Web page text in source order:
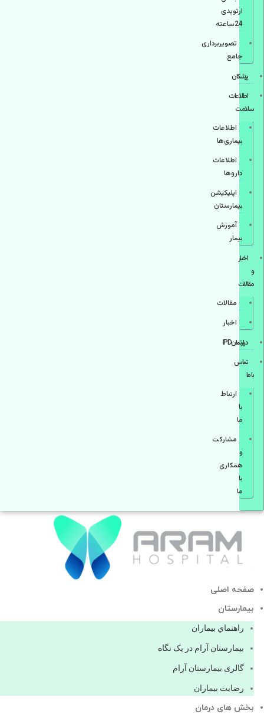
ارتوپدی
24ساعته
تصویربرداری
جامع
پزشكان
اطلاعات
سلامت
اطلاعات
بیماری‌ها
اطلاعات
دارو‌ها
اپليكيشن
بيمارستان
آموزش
بیمار
اخبار
و
مقالات
مقالات
اخبار
دپارتمانIPD
تماس
با ما
ارتباط
با
ما
مشاركت
و
همكاری
با
ما
صفحه اصلی
بيمارستان
راهنماي بیماران
بیمارستان آرام در یک نگاه
گالری بیمارستان آرام
رضایت بیماران
بخش های درمان